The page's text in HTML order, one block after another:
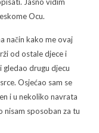
Jasno vidim
Ocu.
način kako me ovaj
od ostale djece i
drugu djecu
Osjećao sam se
i u nekoliko navrata
nisam sposoban za tu